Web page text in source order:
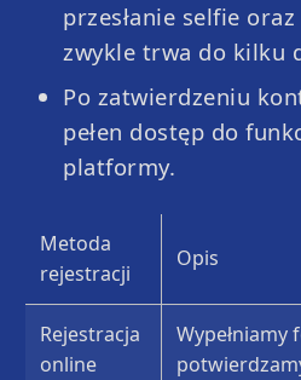
przesłanie selfie
zwykle trwa do kilku
Po zatwierdzeniu
pełen dostęp do
platformy.
Metoda
rejestracji
Opis
Rejestracja
online